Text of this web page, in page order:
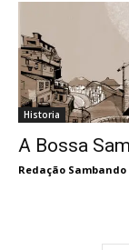
Historia
A Bossa
Redação Sambando